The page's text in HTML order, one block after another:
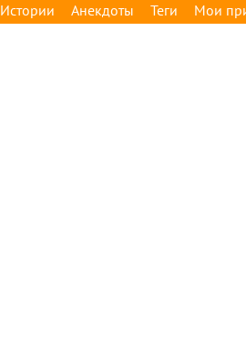
Истории Анекдоты Теги Мои